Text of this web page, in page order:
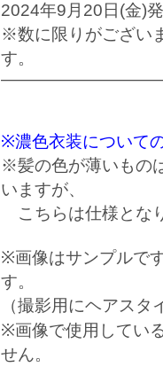
2024年9月20日(金)
※数に限りがござい
す。
※濃色衣装について
※髪の色が薄いもの
いますが、
こちらは仕様とな
※画像はサンプルで
す。
（撮影用にヘアス
※画像で使用してい
せん。